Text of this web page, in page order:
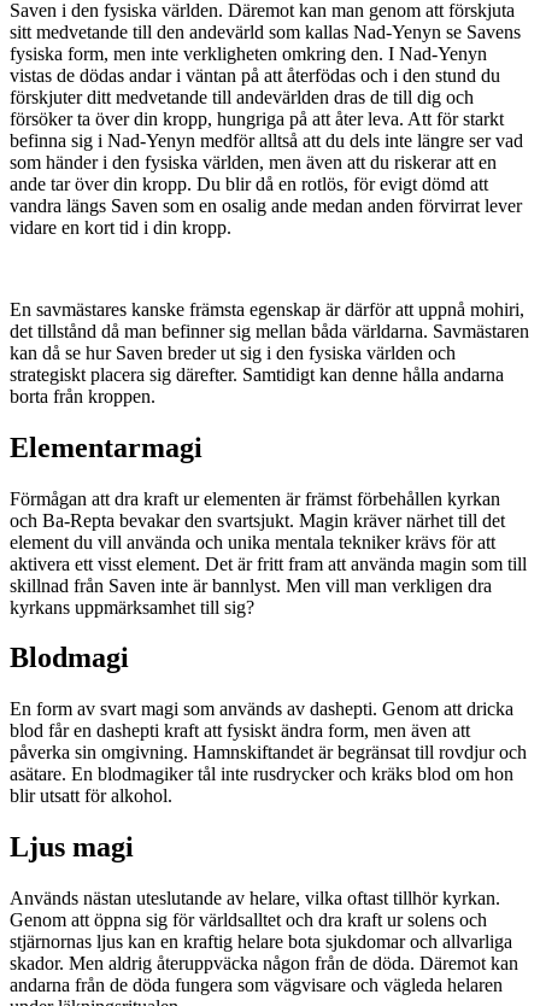
Saven i den fysiska världen. Däremot kan man genom att förskjuta
sitt medvetande till den andevärld som kallas Nad-Yenyn se Savens
fysiska form, men inte verkligheten omkring den. I Nad-Yenyn
vistas de dödas andar i väntan på att återfödas och i den stund du
förskjuter ditt medvetande till andevärlden dras de till dig och
försöker ta över din kropp, hungriga på att åter leva. Att för starkt
befinna sig i Nad-Yenyn medför alltså att du dels inte längre ser vad
som händer i den fysiska världen, men även att du riskerar att en
ande tar över din kropp. Du blir då en rotlös, för evigt dömd att
vandra längs Saven som en osalig ande medan anden förvirrat lever
vidare en kort tid i din kropp.
En savmästares kanske främsta egenskap är därför att uppnå mohiri,
det tillstånd då man befinner sig mellan båda världarna. Savmästaren
kan då se hur Saven breder ut sig i den fysiska världen och
strategiskt placera sig därefter. Samtidigt kan denne hålla andarna
borta från kroppen.
Elementarmagi
Förmågan att dra kraft ur elementen är främst förbehållen kyrkan
och Ba-Repta bevakar den svartsjukt. Magin kräver närhet till det
element du vill använda och unika mentala tekniker krävs för att
aktivera ett visst element. Det är fritt fram att använda magin som till
skillnad från Saven inte är bannlyst. Men vill man verkligen dra
kyrkans uppmärksamhet till sig?
Blodmagi
En form av svart magi som används av dashepti. Genom att dricka
blod får en dashepti kraft att fysiskt ändra form, men även att
påverka sin omgivning. Hamnskiftandet är begränsat till rovdjur och
asätare. En blodmagiker tål inte rusdrycker och kräks blod om hon
blir utsatt för alkohol.
Ljus magi
Används nästan uteslutande av helare, vilka oftast tillhör kyrkan.
Genom att öppna sig för världsalltet och dra kraft ur solens och
stjärnornas ljus kan en kraftig helare bota sjukdomar och allvarliga
skador. Men aldrig återuppväcka någon från de döda. Däremot kan
andarna från de döda fungera som vägvisare och vägleda helaren